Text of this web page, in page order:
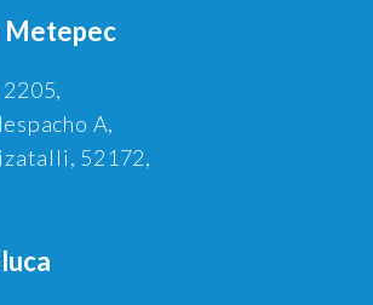
Metepec
A,
52172,